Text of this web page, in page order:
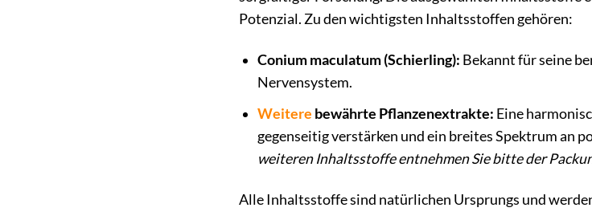
Potenzial. Zu den wichtigsten Inhaltsstoffen gehören:
Conium maculatum (Schierling): Bekannt für seine
Nervensystem.
Weitere bewährte Pflanzenextrakte: Eine
gegenseitig verstärken und ein breites Spektrum an
weiteren Inhaltsstoffe entnehmen Sie bitte der
Alle Inhaltsstoffe sind natürlichen Ursprungs und